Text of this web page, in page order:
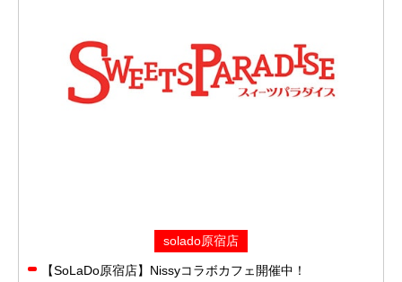
solado原宿店
【SoLaDo原宿店】Nissyコラボカフェ開催中！